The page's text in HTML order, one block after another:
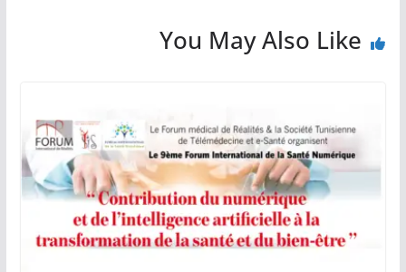
You May Also Like